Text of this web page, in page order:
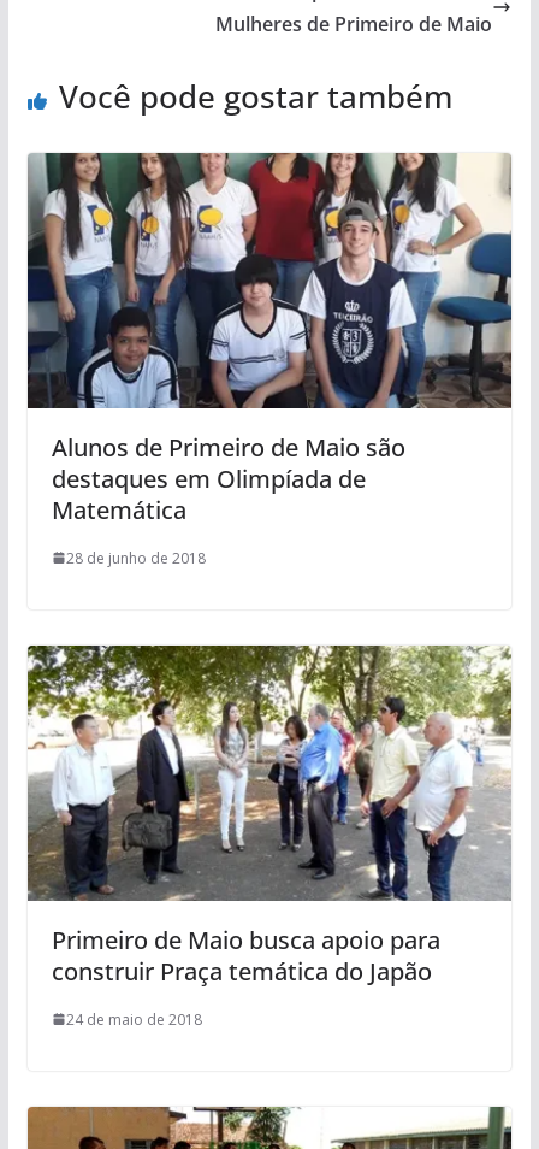
Mulheres de Primeiro de Maio
Você pode gostar também
Alunos de Primeiro de Maio são
destaques em Olimpíada de
Matemática
28 de junho de 2018
Primeiro de Maio busca apoio para
construir Praça temática do Japão
24 de maio de 2018